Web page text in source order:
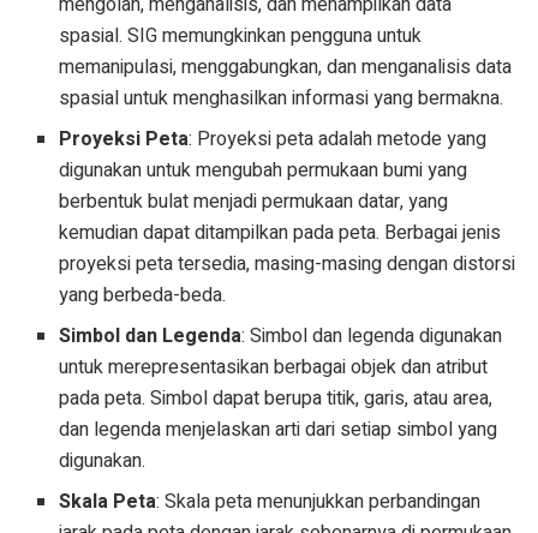
spasial. SIG memungkinkan pengguna untuk
memanipulasi, menggabungkan, dan menganalisis data
spasial untuk menghasilkan informasi yang bermakna.
Proyeksi Peta: Proyeksi peta adalah metode yang
digunakan untuk mengubah permukaan bumi yang
berbentuk bulat menjadi permukaan datar, yang
kemudian dapat ditampilkan pada peta. Berbagai jenis
proyeksi peta tersedia, masing-masing dengan distorsi
yang berbeda-beda.
Simbol dan Legenda: Simbol dan legenda digunakan
untuk merepresentasikan berbagai objek dan atribut
pada peta. Simbol dapat berupa titik, garis, atau area,
dan legenda menjelaskan arti dari setiap simbol yang
digunakan.
Skala Peta: Skala peta menunjukkan perbandingan